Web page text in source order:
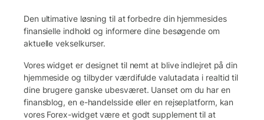
Den ultimative løsning til at forbedre din hjemmesides
finansielle indhold og informere dine besøgende om
aktuelle vekselkurser.
Vores widget er designet til nemt at blive indlejret på din
hjemmeside og tilbyder værdifulde valutadata i realtid til
dine brugere ganske ubesværet. Uanset om du har en
finansblog, en e-handelsside eller en rejseplatform, kan
vores Forex-widget være et godt supplement til at